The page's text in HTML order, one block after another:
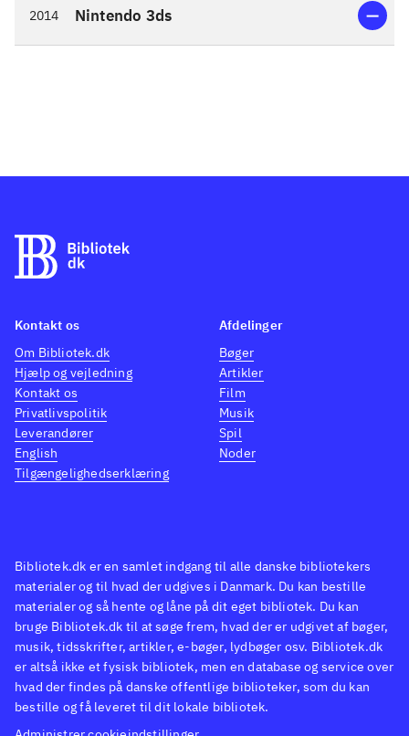
2014 Nintendo 3ds
Bibliotek.dk er en samlet indgang til alle danske bibliotekers
materialer og til hvad der udgives i Danmark. Du kan bestille
materialer og så hente og låne på dit eget bibliotek. Du kan
bruge Bibliotek.dk til at søge frem, hvad der er udgivet af bøger,
musik, tidsskrifter, artikler, e-bøger, lydbøger osv. Bibliotek.dk
er altså ikke et fysisk bibliotek, men en database og service over
hvad der findes på danske offentlige biblioteker, som du kan
bestille og få leveret til dit lokale bibliotek.
Kontakt os
Om Bibliotek.dk
Hjælp og vejledning
Kontakt os
Privatlivspolitik
Leverandører
English
Tilgængelighedserklæring
Afdelinger
Bøger
Artikler
Film
Musik
Spil
Noder